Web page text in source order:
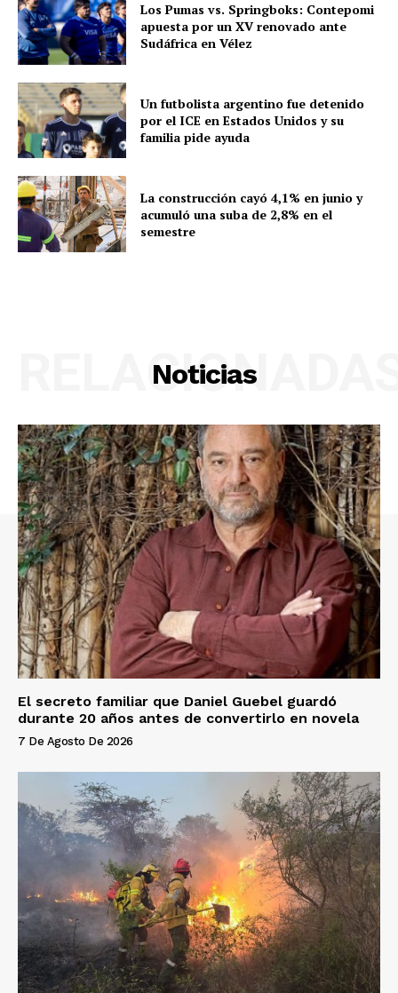
Los Pumas vs. Springboks: Contepomi
apuesta por un XV renovado ante
Sudáfrica en Vélez
Un futbolista argentino fue detenido
por el ICE en Estados Unidos y su
familia pide ayuda
La construcción cayó 4,1% en junio y
acumuló una suba de 2,8% en el
semestre
Noticias
El secreto familiar que Daniel Guebel guardó
durante 20 años antes de convertirlo en novela
7 De Agosto De 2026